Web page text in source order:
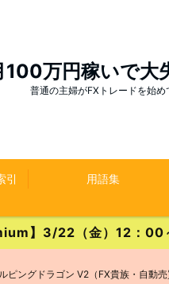
100万円稼いで
普通の主婦がFXトレードを始
引 用語集
】3/22（金）12：00
ピングドラゴン V2（FX貴族・自動